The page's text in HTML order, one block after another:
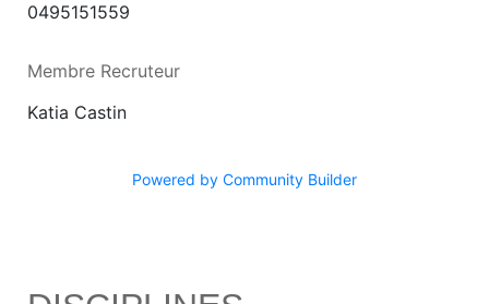
0495151559
Membre Recruteur
Katia Castin
Powered by Community Builder